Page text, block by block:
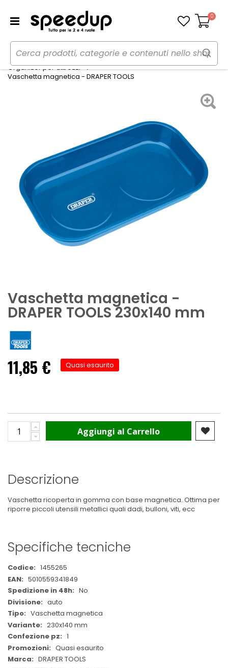
Carrello
0
Home Auto
Utensili, lampade da lavoro e torce
Organizer per attrezzi
Vaschetta magnetica - DRAPER TOOLS
Vaschetta magnetica -
DRAPER TOOLS 230x140 mm
11,85 € Quasi esaurito
Aggiungi al Carrello
Descrizione
Vaschetta ricoperta in gomma con base magnetica. Ottima per
riporre piccoli utensili metallici quali dadi, bulloni, viti, ecc
Specifiche tecniche
Maggiori
Informazioni
1455265
5010559341849
No
auto
Vaschetta magnetica
230x140 mm
1
Quasi esaurito
DRAPER TOOLS